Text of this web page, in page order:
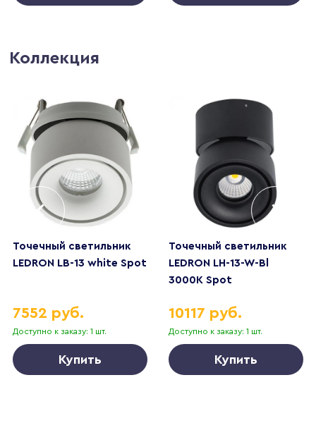
Коллекция
Точечный светильник
LEDRON LB-13 white Spot
Доступно к заказу: 1 шт.
7552 руб.
Купить
Точечный светильник
LEDRON LH-13-W-Bl
3000K Spot
Доступно к заказу: 1 шт.
10117 руб.
Купить